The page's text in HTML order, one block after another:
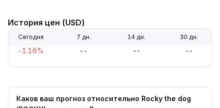
История цен (USD)
Сегодня 7 дн. 14 дн. 30 дн.
-1.16% -- -- --
Каков ваш прогноз относительно Rocky the dog